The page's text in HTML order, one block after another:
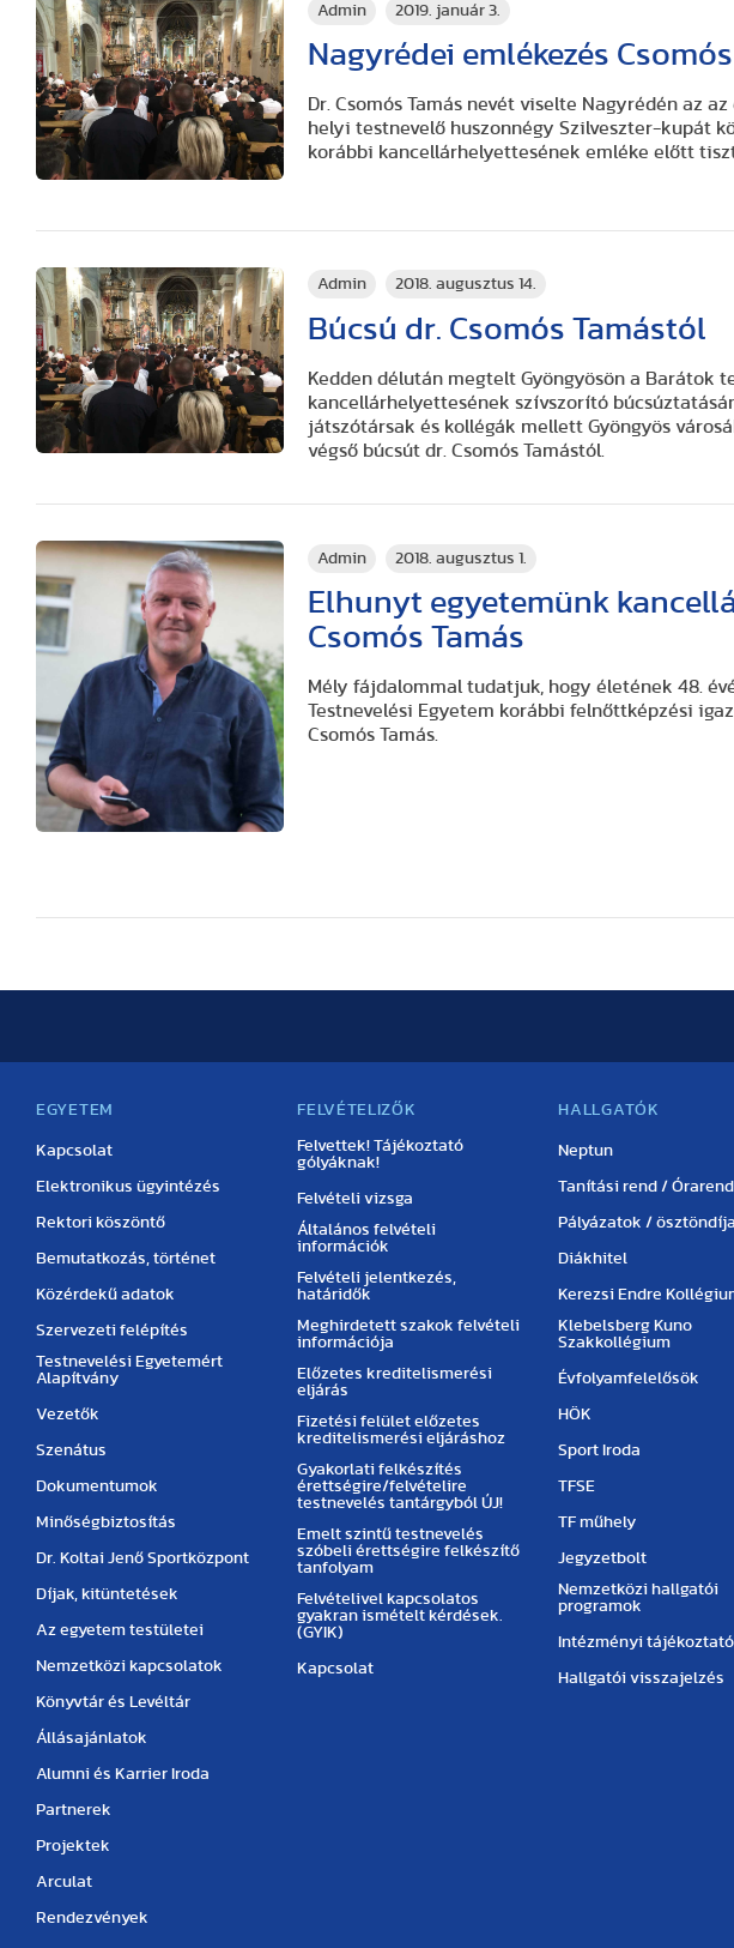
Admin 2019. január 3.
Nagyrédei emlékezés
Dr. Csomós Tamás nevét viselte Nagyrédén az
helyi testnevelő huszonnégy Szilveszter-kupát
korábbi kancellárhelyettesének emléke előtt
Admin 2018. augusztus 14.
Búcsú dr. Csomós Tamástól
Kedden délután megtelt Gyöngyösön a Barátok
kancellárhelyettesének szívszorító
játszótársak és kollégák mellett Gyöngyös
végső búcsút dr. Csomós Tamástól.
Admin 2018. augusztus 1.
Elhunyt egyetemünk
Csomós Tamás
Mély fájdalommal tudatjuk, hogy életének 48.
Testnevelési Egyetem korábbi felnőttképzési
Csomós Tamás.
EGYETEM
Kapcsolat
Elektronikus ügyintézés
Rektori köszöntő
Bemutatkozás, történet
Közérdekű adatok
Szervezeti felépítés
Testnevelési Egyetemért
Alapítvány
Vezetők
Szenátus
Dokumentumok
Minőségbiztosítás
Dr. Koltai Jenő Sportközpont
Díjak, kitüntetések
Az egyetem testületei
Nemzetközi kapcsolatok
Könyvtár és Levéltár
Állásajánlatok
Alumni és Karrier Iroda
Partnerek
Projektek
Arculat
Rendezvények
FELVÉTELIZŐK
Felvettek! Tájékoztató
gólyáknak!
Felvételi vizsga
Általános felvételi
információk
Felvételi jelentkezés,
határidők
Meghirdetett szakok felvételi
információja
Előzetes kreditelismerési
eljárás
Fizetési felület előzetes
kreditelismerési eljáráshoz
Gyakorlati felkészítés
érettségire/felvételire
testnevelés tantárgyból ÚJ!
Emelt szintű testnevelés
szóbeli érettségire felkészítő
tanfolyam
Felvételivel kapcsolatos
gyakran ismételt kérdések.
(GYIK)
Kapcsolat
HALLGATÓK
Neptun
Tanítási rend / Órarend
Pályázatok /
Diákhitel
Kerezsi Endre
Klebelsberg Kuno
Szakkollégium
Évfolyamfelelősök
HÖK
Sport Iroda
TFSE
TF műhely
Jegyzetbolt
Nemzetközi hallgatói
programok
Intézményi tájékoztató
Hallgatói visszajelzés